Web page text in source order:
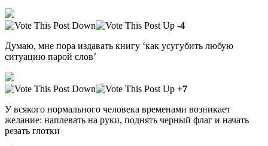
-4
Думаю, мне пора издавать книгу ‘как усугубить любую
ситуацию парой слов’
+7
У всякого нормального человека временами возникает
желание: наплевать на руки, поднять черный флаг и начать
резать глотки